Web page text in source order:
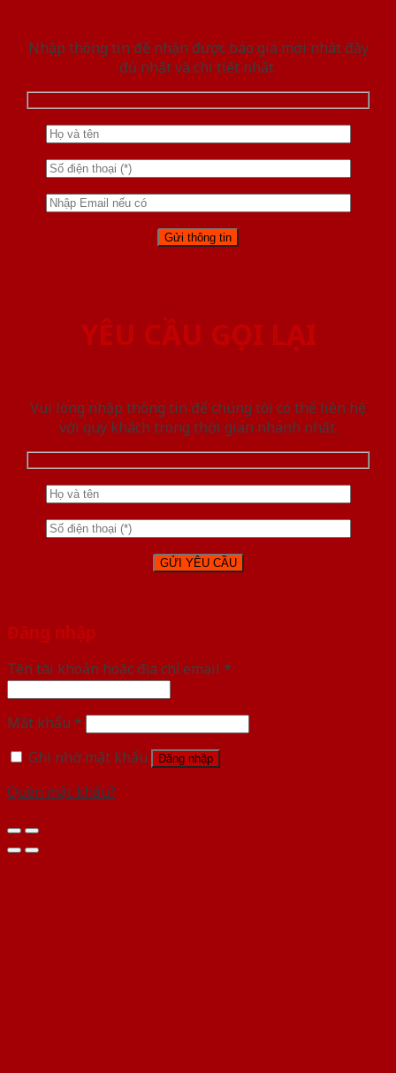
Nhập thông tin để nhận được báo giá mới nhât đầy
đủ nhất và chi tiết nhất.
YÊU CẦU GỌI LẠI
Vui lòng nhập thông tin để chúng tôi có thể liên hệ
với quý khách trong thời gian nhanh nhất.
Đăng nhập
Tên tài khoản hoặc địa chỉ email *
Mật khẩu *
Ghi nhớ mật khẩu
Đăng nhập
Quên mật khẩu?